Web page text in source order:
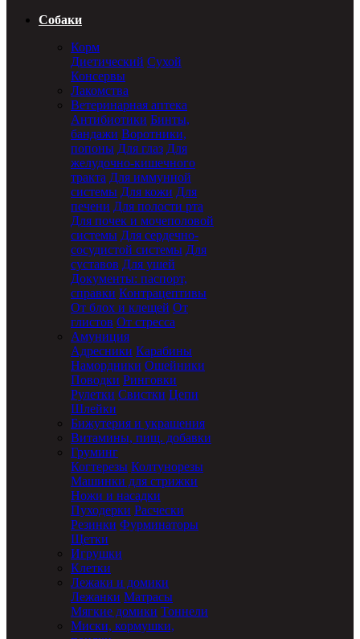
Собаки
Корм
Диетический Сухой
Консервы
Лакомства
Ветеринарная аптека
Антибиотики Бинты,
бандажи Воротники,
попоны Для глаз Для
желудочно-кишечного
тракта Для иммунной
системы Для кожи Для
печени Для полости рта
Для почек и мочеполовой
системы Для сердечно-
сосудистой системы Для
суставов Для ушей
Документы: паспорт,
справки Контрацептивы
От блох и клещей От
глистов От стресса
Амуниция
Адресники Карабины
Намордники Ошейники
Поводки Ринговки
Рулетки Свистки Цепи
Шлейки
Бижутерия и украшения
Витамины, пищ. добавки
Груминг
Когтерезы Колтунорезы
Машинки для стрижки
Ножи и насадки
Пуходерки Расчески
Резинки Фурминаторы
Щетки
Игрушки
Клетки
Лежаки и домики
Лежанки Матрасы
Мягкие домики Тоннели
Миски, кормушки,